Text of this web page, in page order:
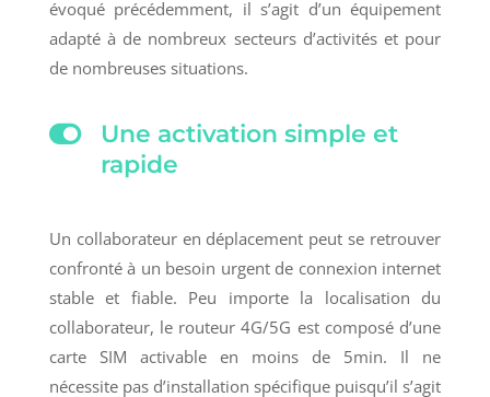
évoqué précédemment, il s’agit d’un équipement
adapté à de nombreux secteurs d’activités et pour
de nombreuses situations.

Une activation simple et
rapide
Un collaborateur en déplacement peut se retrouver
confronté à un besoin urgent de connexion internet
stable et fiable. Peu importe la localisation du
collaborateur, le routeur 4G/5G est composé d’une
carte SIM activable en moins de 5min. Il ne
nécessite pas d’installation spécifique puisqu’il s’agit